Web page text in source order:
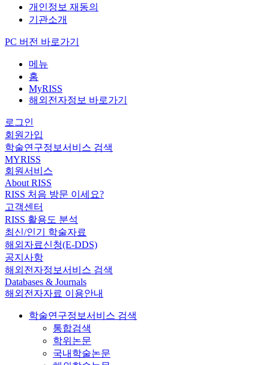
개인정보 재동의
기관소개
PC 버전 바로가기
메뉴
홈
MyRISS
해외전자정보 바로가기
로그인
회원가입
학술연구정보서비스 검색
MYRISS
회원서비스
About RISS
RISS 처음 방문 이세요?
고객센터
RISS 활용도 분석
최신/인기 학술자료
해외자료신청(E-DDS)
공지사항
해외전자정보서비스 검색
Databases & Journals
해외전자자료 이용안내
학술연구정보서비스 검색
통합검색
학위논문
국내학술논문